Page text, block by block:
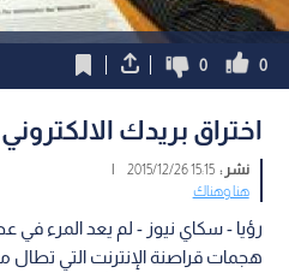
0
0
اختراق بريدك
نشر :15:15 2015/12/26
|
هنا وهناك
رؤيا - سكاي نيوز - لم يعد المرء في
هجمات قراصنة الإنترنت التي تطال